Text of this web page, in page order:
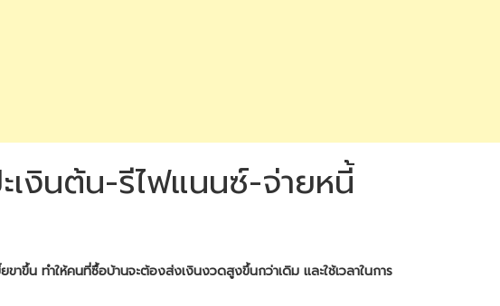
เงินต้น-รีไฟแนนซ์-จ่ายหนี้
ขึ้น ทำให้คนที่ซื้อบ้านจะต้องส่งเงินงวดสูงขึ้นกว่าเดิม และใช้เวลาในการ